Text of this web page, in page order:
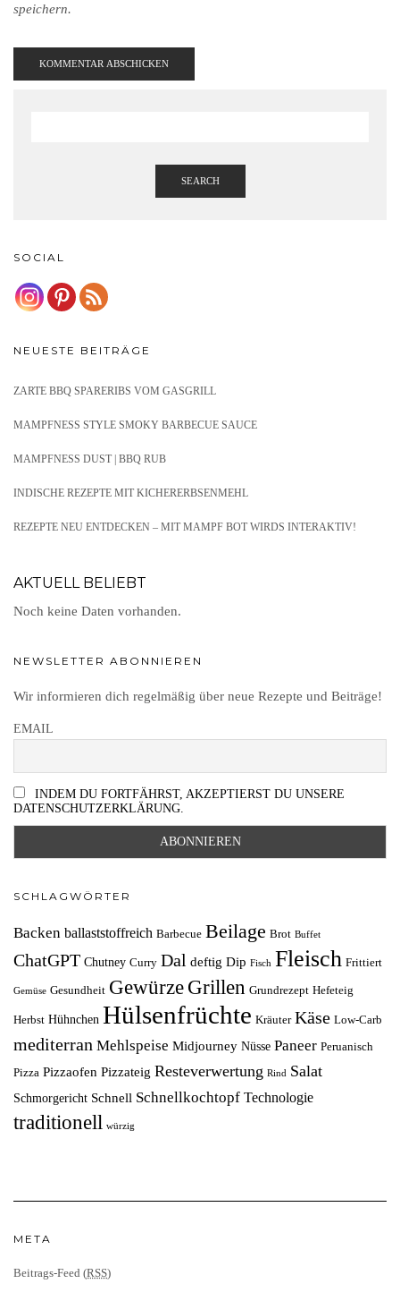
speichern.
SEARCH
SOCIAL
NEUESTE BEITRÄGE
ZARTE BBQ SPARERIBS VOM GASGRILL
MAMPFNESS STYLE SMOKY BARBECUE SAUCE
MAMPFNESS DUST | BBQ RUB
INDISCHE REZEPTE MIT KICHERERBSENMEHL
REZEPTE NEU ENTDECKEN – MIT MAMPF BOT WIRDS INTERAKTIV!
AKTUELL BELIEBT
Noch keine Daten vorhanden.
NEWSLETTER ABONNIEREN
Wir informieren dich regelmäßig über neue Rezepte und Beiträge!
EMAIL
INDEM DU FORTFÄHRST, AKZEPTIERST DU UNSERE
DATENSCHUTZERKLÄRUNG.
SCHLAGWÖRTER
Backen ballaststoffreich Barbecue Beilage Brot Buffet
ChatGPT Chutney Curry Dal deftig Dip Fisch Fleisch Frittiert
Gemüse Gesundheit Gewürze Grillen Grundrezept Hefeteig
Herbst Hühnchen Hülsenfrüchte Kräuter Käse Low-Carb
mediterran Mehlspeise Midjourney Nüsse Paneer Peruanisch
Pizza Pizzaofen Pizzateig Resteverwertung Rind Salat
Schmorgericht Schnell Schnellkochtopf Technologie
traditionell würzig
META
Beitrags-Feed (RSS)